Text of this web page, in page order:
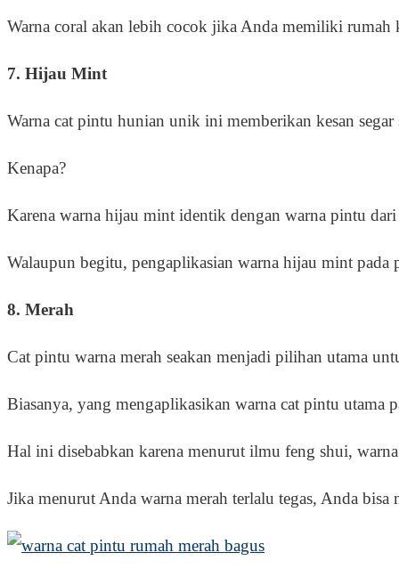
Warna coral akan lebih cocok jika Anda memiliki rumah
7. Hijau Mint
Warna cat pintu hunian unik ini memberikan kesan
Kenapa?
Karena warna hijau mint identik dengan warna pintu
Walaupun begitu, pengaplikasian warna hijau mint
8. Merah
Cat pintu warna merah seakan menjadi pilihan utama
Biasanya, yang mengaplikasikan warna cat pintu utama
Hal ini disebabkan karena menurut ilmu feng shui,
Jika menurut Anda warna merah terlalu tegas, Anda